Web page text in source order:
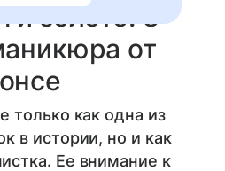
золото: 8
от
только как одна из
в истории, но и как
Ее внимание к